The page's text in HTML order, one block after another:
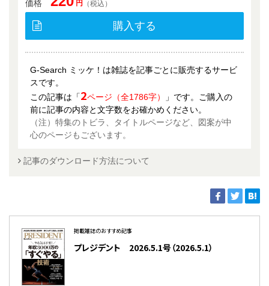
価格 円 （税込）
購入する
G-Search ミッケ！は雑誌を記事ごとに販売するサービ
スです。
この記事は「2ページ（全1786字）
」です。ご購入の
前に記事の内容と文字数をお確かめください。
（注）特集のトビラ、タイトルページなど、図案が中
心のページもございます。
記事のダウンロード方法について
掲載雑誌のおすすめ記事
プレジデント 2026.5.1号（2026.5.1）